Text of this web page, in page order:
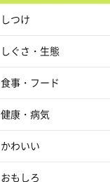
しつけ
しぐさ・生態
食事・フード
健康・病気
かわいい
おもしろ